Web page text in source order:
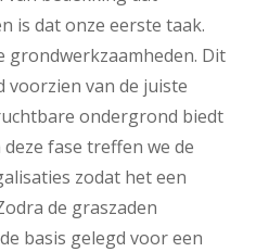
is dat onze eerste taak.
grondwerkzaamheden. Dit
voorzien van de juiste
ondergrond biedt
fase treffen we de
zodat het een
de graszaden
basis gelegd voor een